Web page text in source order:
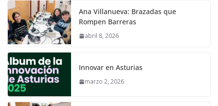
Ana Villanueva: Brazadas que
Rompen Barreras
abril 8, 2026
Innovar en Asturias
marzo 2, 2026